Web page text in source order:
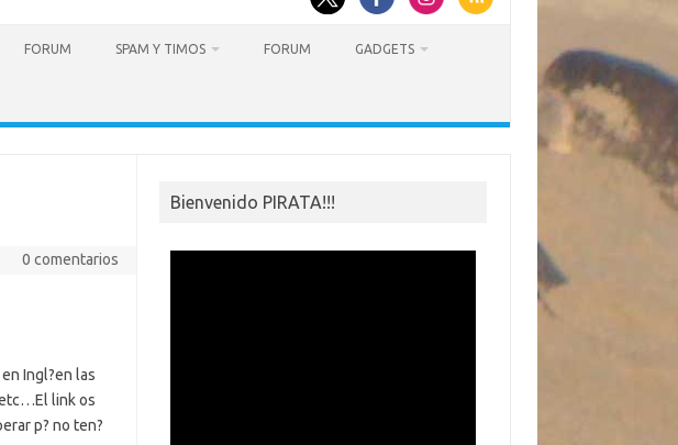
FORUM SPAM Y TIMOS FORUM GADGETS
0 comentarios
Ingl?en las
link os
p? no ten?
Bienvenido PIRATA!!!